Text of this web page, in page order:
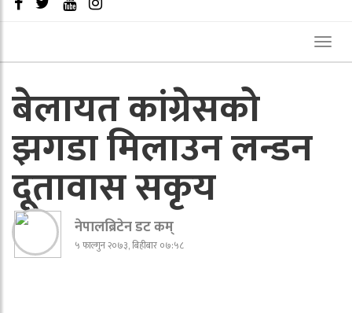
बेलायत कांग्रेसको
झगडा मिलाउन लन्डन
दूतावास सकृय
नेपालब्रिटेन डट कम्
५ फाल्गुन २०७३, बिहीबार ०७:५८